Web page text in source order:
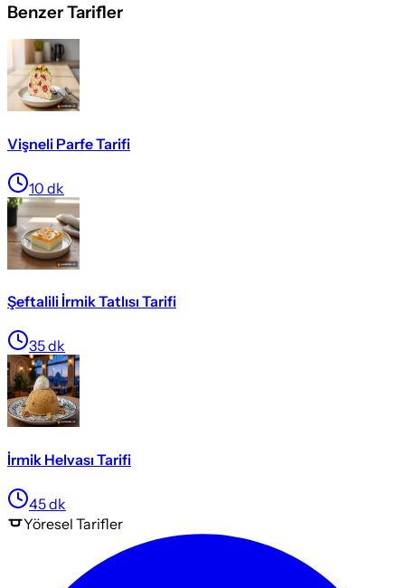
Benzer Tarifler
Vişneli Parfe Tarifi
10 dk
Şeftalili İrmik Tatlısı Tarifi
35dk
İrmik Helvası Tarifi
45dk
Yöresel Tarifler